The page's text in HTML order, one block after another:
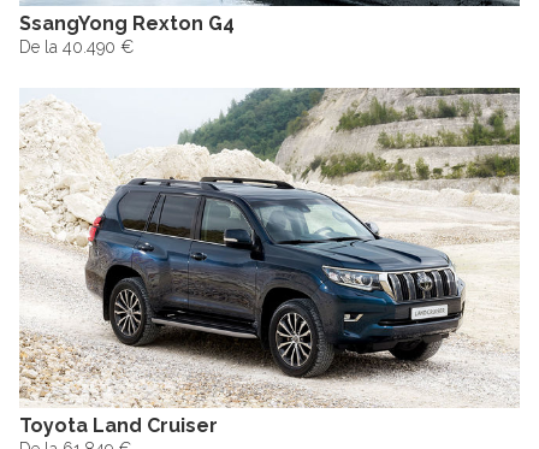
SsangYong Rexton G4
De la 40.490 €
Toyota Land Cruiser